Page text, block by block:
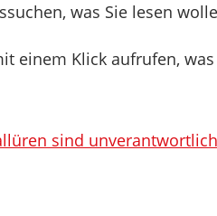
was Sie lesen
einem Klick aufrufen,
sind unverantwortlich